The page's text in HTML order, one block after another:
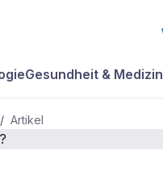
Gesundheit & Medizin
/ Artikel